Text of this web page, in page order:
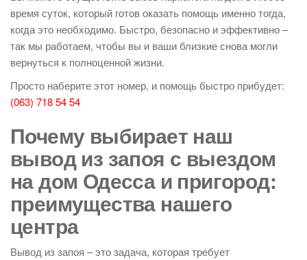
время суток, который готов оказать помощь именно тогда,
когда это необходимо. Быстро, безопасно и эффективно –
так мы работаем, чтобы вы и ваши близкие снова могли
вернуться к полноценной жизни.
Просто наберите этот номер, и помощь быстро прибудет:
(063) 718 54 54
Почему выбирает наш
вывод из запоя с выездом
на дом Одесса и пригород:
преимущества нашего
центра
Вывод из запоя – это задача, которая требует